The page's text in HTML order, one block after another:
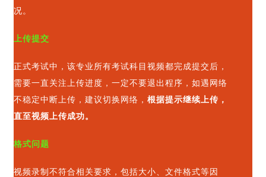
况。
上传提交
正式考试中，该专业所有考试科目视频都完成提交后，
需要一直关注上传进度，一定不要退出程序，如遇网络
不稳定中断上传，建议切换网络， 根据提示继续上传，
直至视频上传成功。
格式问题
视频录制不符合相关要求，包括大小、文件格式等因